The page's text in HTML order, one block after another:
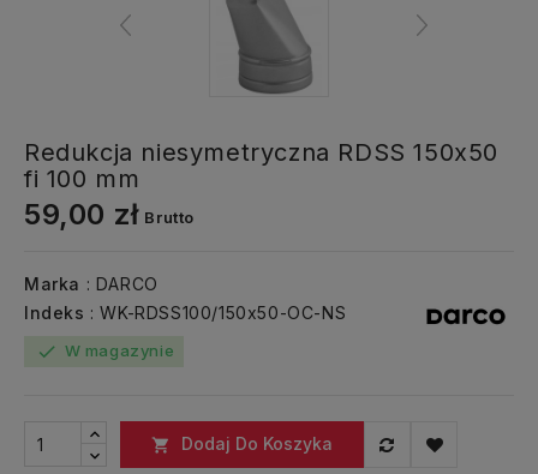
Redukcja niesymetryczna RDSS 150x50
fi 100 mm
59,00 zł Brutto
Marka : DARCO
Indeks : WK-RDSS100/150x50-OC-NS
check W magazynie
 Dodaj Do Koszyka